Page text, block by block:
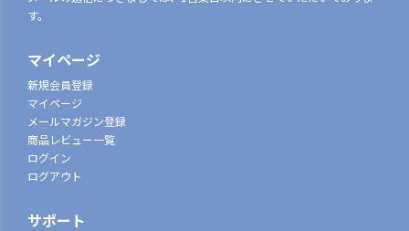
す。
マイページ
新規会員登録
マイページ
メールマガジン登録
商品レビュー一覧
ログイン
ログアウト
サポート